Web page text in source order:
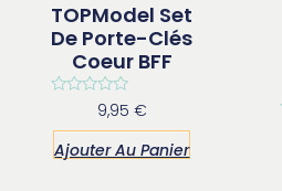
TOPModel Set
De Porte-Clés
Coeur BFF
sur
5
9,95 €
Ajouter Au Panier